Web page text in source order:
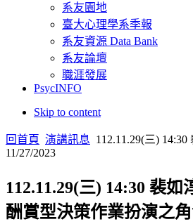
系友園地
臺大心理學系季報
系友資源 Data Bank
系友論壇
職涯發展
PsycINFO
Skip to content
回首頁 演講訊息 112.11.29(三)
11/27/2023
112.11.29(三) 14:30 裴
酬賞型決策作業扮演之角